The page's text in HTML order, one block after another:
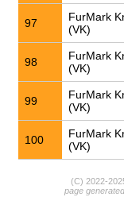
97
FurMark
(VK)
98
FurMark
(VK)
99
FurMark
(VK)
100
FurMark
(VK)
(C) 2022-
page